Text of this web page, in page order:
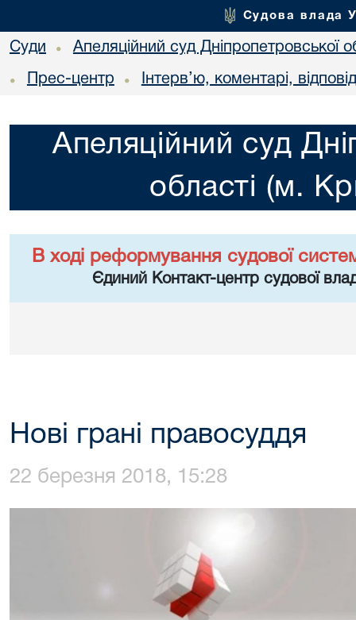
Судова влада
Суди • Апеляційний суд Дніпропетровської
• Прес-центр • Інтерв’ю, коментарі,
Апеляційний суд
області (м.
В ході реформування судової
Єдиний Контакт-центр судової
Нові грані правосуддя
22 березня 2018, 15:28